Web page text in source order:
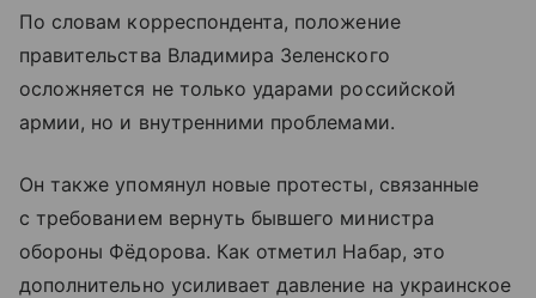
По словам корреспондента, положение
правительства Владимира Зеленского
осложняется не только ударами российской
армии, но и внутренними проблемами.
Он также упомянул новые протесты, связанные
с требованием вернуть бывшего министра
обороны Фёдорова. Как отметил Набар, это
дополнительно усиливает давление на украинское